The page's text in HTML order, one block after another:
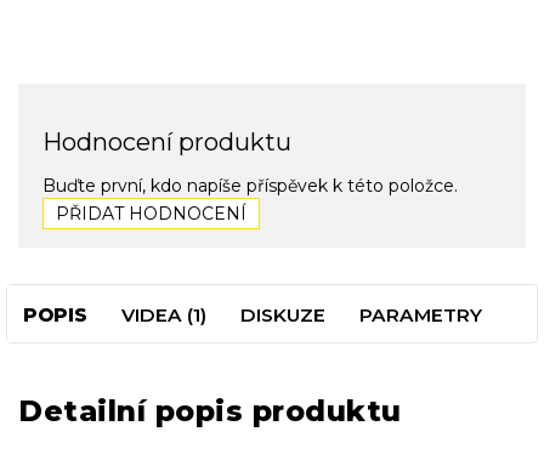
Hodnocení produktu
Buďte první, kdo napíše příspěvek k této položce.
PŘIDAT HODNOCENÍ
POPIS VIDEA (1) DISKUZE PARAMETRY
Detailní popis produktu